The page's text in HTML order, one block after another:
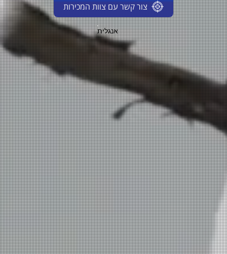
צור קשר עם צוות המכירות
אנגלית